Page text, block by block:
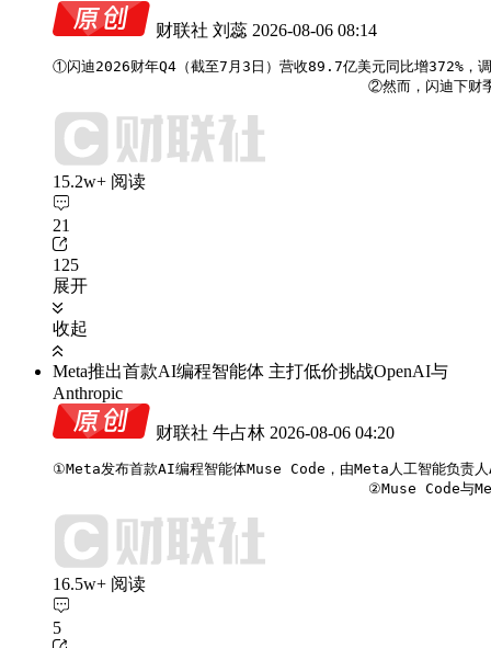
财联社 刘蕊 2026-08-06 08:14
①闪迪2026财年Q4（截至7月3日）营收89.7亿美元同比增372%，
②然而，闪迪下财季营
15.2w+ 阅读
21
125
展开
收起
Meta推出首款AI编程智能体 主打低价挑战OpenAI与
Anthropic
财联社 牛占林 2026-08-06 04:20
①Meta发布首款AI编程智能体Muse Code，由Meta人工智能负责
②Muse Code与
16.5w+ 阅读
5